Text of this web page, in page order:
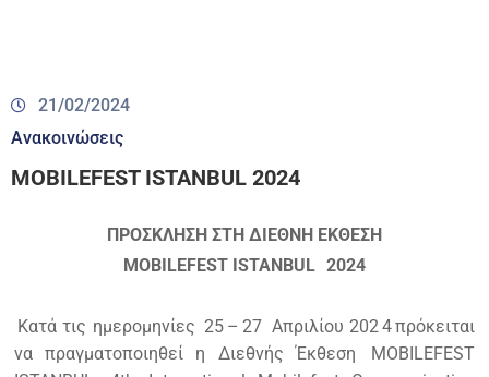
21/02/2024
Ανακοινώσεις
MOBILEFEST ISTANBUL 2024
ΠΡΟΣΚΛΗΣΗ ΣΤΗ ΔΙΕΘΝΗ ΕΚΘΕΣΗ
MOBILEFEST ISTANBUL 2024
Κατά τις ημερομηνίες 25 – 27 Απριλίου 2024πρόκειται
να πραγματοποιηθεί η Διεθνής Έκθεση
MOBILEFEST